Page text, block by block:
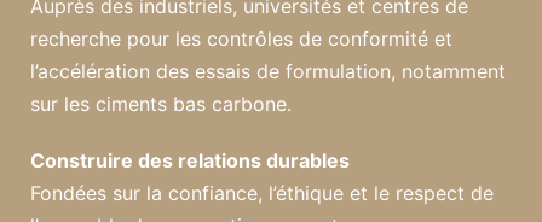
Auprès des industriels, universités et centres de
recherche pour les contrôles de conformité et
l’accélération des essais de formulation, notamment
sur les ciments bas carbone.
Construire des relations durables
Fondées sur la confiance, l’éthique et le respect de